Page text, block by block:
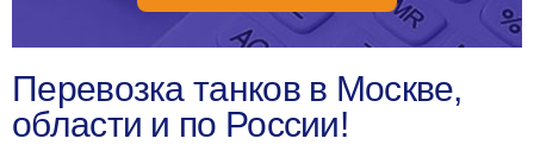
Перевозка танков в Москве,
области и по России!